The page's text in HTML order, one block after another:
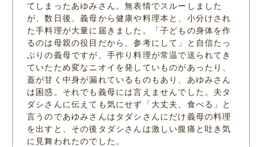
てしまったあゆみさん。無表情でスルーしました
が、数日後、義母から健康や料理本と、小分けされ
た手料理が大量に届きました。「子どもの身体を作
るのは母親の役目だから、参考にして」と自信たっ
ぷりの義母ですが、手作り料理が常温で送られてき
ていたため変なニオイを発していものがあったり、
蓋が甘く中身が漏れているものもあり、あゆみさん
は困惑。それでも義母には言えませんでした。夫タ
ダシさんに伝えても気にせず「大丈夫、食べる」と
言うのであゆみさんはタダシさんにだけ義母の料理
を出すと、その後タダシさんは激しい腹痛と吐き気
に見舞われたのでした。